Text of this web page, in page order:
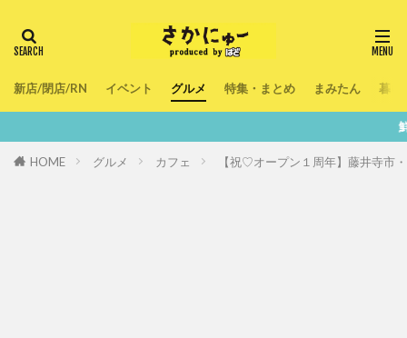
新店/閉店/RN イベント グルメ 特集・まとめ まみたん 暮ら
鮮度100％！堺・南大阪
HOME グルメ カフェ 【祝♡オープン１周年】藤井寺市